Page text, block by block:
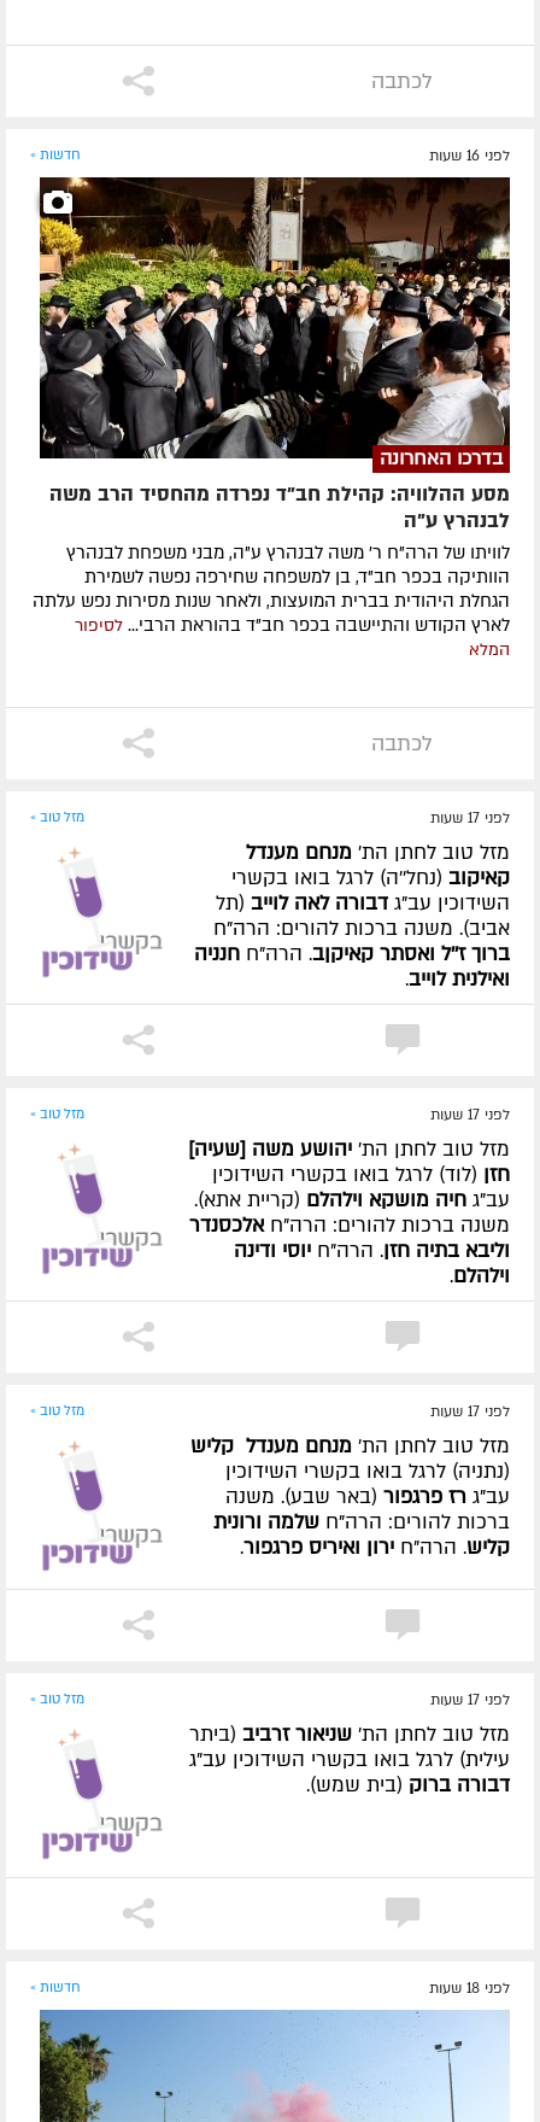
לכתבה
לפני 16 שעות חדשות »
בדרכו האחרונה
מסע ההלוויה: קהילת חב"ד נפרדה מהחסיד הרב משה
לבנהרץ ע"ה
לוויתו של הרה"ח ר' משה לבנהרץ ע"ה, מבני משפחת לבנהרץ
הוותיקה בכפר חב"ד, בן למשפחה שחירפה נפשה לשמירת
הגחלת היהודית בברית המועצות, ולאחר שנות מסירות נפש עלתה
לארץ הקודש והתיישבה בכפר חב"ד בהוראת הרבי... לסיפור
המלא
לכתבה
לפני 17 שעות מזל טוב »
מזל טוב לחתן הת' מנחם מענדל
קאיקוב (נחל''ה) לרגל בואו בקשרי
השידוכין עב"ג דבורה לאה לוייב (תל
אביב). משנה ברכות להורים: הרה"ח
ברוך ז''ל ואסתר קאיקןב. הרה"ח חנניה
ואילנית לוייב.
לפני 17 שעות מזל טוב »
מזל טוב לחתן הת' יהושע משה [שעיה]
חזן (לוד) לרגל בואו בקשרי השידוכין
עב"ג חיה מושקא וילהלם (קריית אתא).
משנה ברכות להורים: הרה"חאלכסנדר
וליבא בתיה חזן. הרה"ח יוסי ודינה
וילהלם.
לפני 17 שעות מזל טוב »
מזל טוב לחתן הת' מנחם מענדל קליש
(נתניה) לרגל בואו בקשרי השידוכין
עב"ג רז פרגפור (באר שבע). משנה
ברכות להורים: הרה"ח שלמה ורונית
קליש. הרה"ח ירון ואיריס פרגפור.
לפני 17 שעות מזל טוב »
מזל טוב לחתן הת' שניאור זרביב (ביתר
עילית) לרגל בואו בקשרי השידוכין עב"ג
דבורה ברוק (בית שמש).
לפני 18 שעות חדשות »